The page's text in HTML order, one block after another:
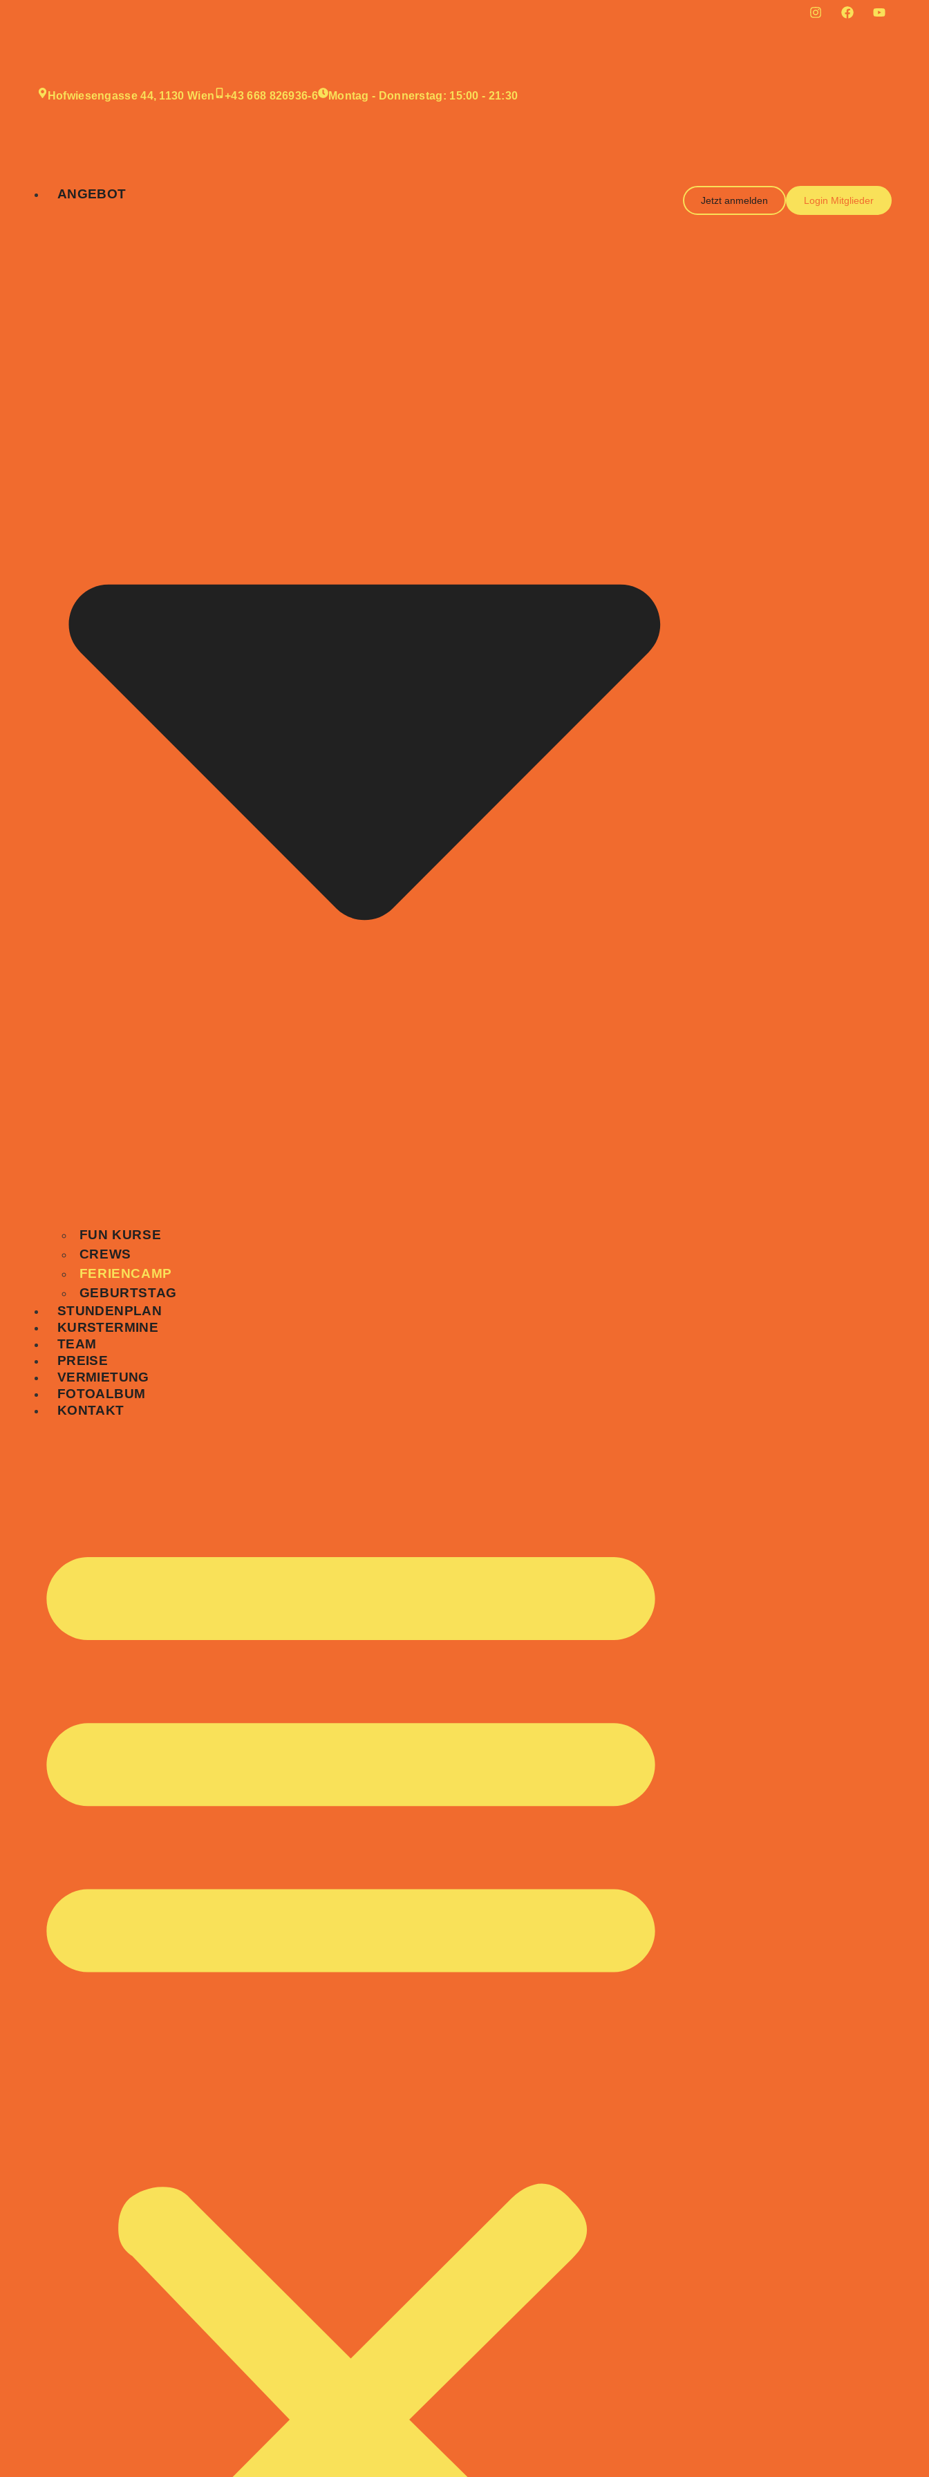
Hofwiesengasse 44, 1130 Wien +43 668 826936-6 Montag - Donnerstag: 15:00 - 21:30
ANGEBOT
FUN KURSE
CREWS
FERIENCAMP
GEBURTSTAG
STUNDENPLAN
KURSTERMINE
TEAM
PREISE
VERMIETUNG
FOTOALBUM
KONTAKT
Jetzt anmelden Login Mitglieder